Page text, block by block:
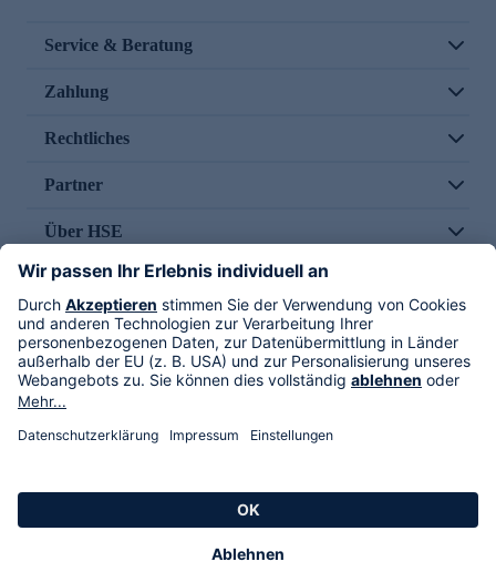
Service & Beratung
Zahlung
Rechtliches
Partner
Über HSE
Im TV
HSE International